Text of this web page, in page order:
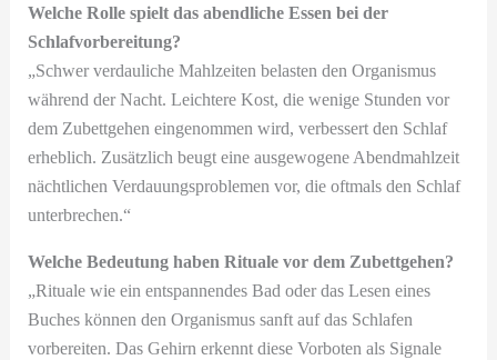
Welche Rolle spielt das abendliche Essen bei der
Schlafvorbereitung?
„Schwer verdauliche Mahlzeiten belasten den Organismus
während der Nacht. Leichtere Kost, die wenige Stunden vor
dem Zubettgehen eingenommen wird, verbessert den Schlaf
erheblich. Zusätzlich beugt eine ausgewogene Abendmahlzeit
nächtlichen Verdauungsproblemen vor, die oftmals den Schlaf
unterbrechen.“
Welche Bedeutung haben Rituale vor dem Zubettgehen?
„Rituale wie ein entspannendes Bad oder das Lesen eines
Buches können den Organismus sanft auf das Schlafen
vorbereiten. Das Gehirn erkennt diese Vorboten als Signale